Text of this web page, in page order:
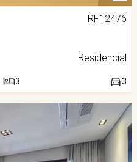
RF12476
Residencial
3 3